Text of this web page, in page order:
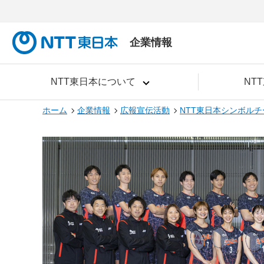
企業情報
NTT東日本について
ホーム 企業情報 広報宣伝活動 NTT東日本シンボルチ